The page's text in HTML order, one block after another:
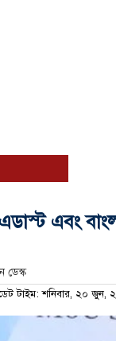
এবং
ডেস্ক
টাইম: শনিবার, ২০ জুন,